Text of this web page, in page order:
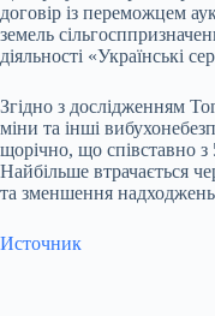
договір із переможцем
земель
діяльності «Українські
Згідно з дослідженням
міни та інші
щорічно, що співставно
Найбільше втрачається
та зменшення
Источник